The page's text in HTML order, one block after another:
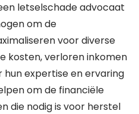
letselschade advocaat
om de
voor diverse
kosten, verloren inkomen
hun expertise en ervaring
om de financiële
die nodig is voor herstel